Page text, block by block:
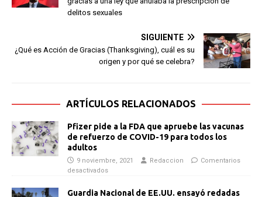
delitos sexuales
SIGUIENTE
¿Qué es Acción de Gracias (Thanksgiving), cuál es su
origen y por qué se celebra?
ARTÍCULOS RELACIONADOS
Pfizer pide a la FDA que apruebe las vacunas
de refuerzo de COVID-19 para todos los
adultos
9 noviembre, 2021 Redaccion
Comentarios
desactivados
Guardia Nacional de EE.UU. ensayó redadas